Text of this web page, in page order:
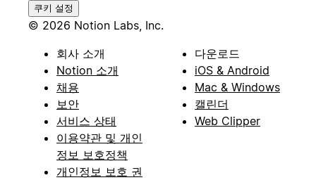
쿠키 설정
© 2026 Notion Labs, Inc.
회사 소개
Notion 소개
채용
보안
서비스 상태
이용약관 및 개인
정보 보호정책
개인정보 보호 권
다운로드
iOS & Android
Mac & Windows
캘린더
Web Clipper